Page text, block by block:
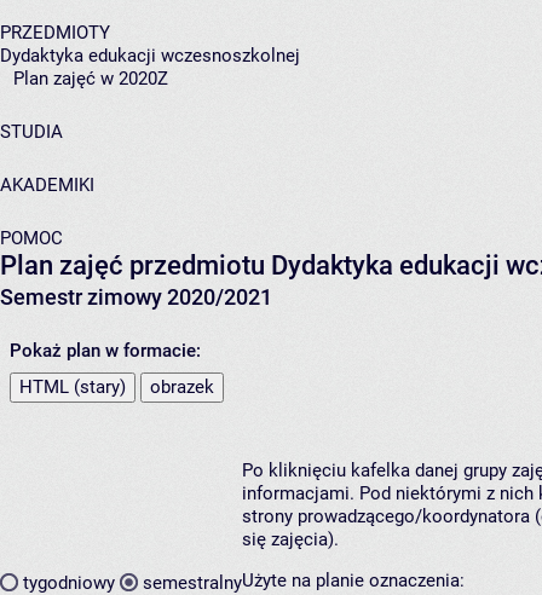
PRZEDMIOTY
Dydaktyka edukacji wczesnoszkolnej
Plan zajęć w 2020Z
STUDIA
AKADEMIKI
POMOC
Plan zajęć przedmiotu Dydaktyka edukacji
Semestr zimowy 2020/2021
Pokaż plan w formacie:
HTML (stary)
obrazek
tygodniowy semestralny
Po kliknięciu kafelka danej grupy
informacjami. Pod niektórymi z nich
strony prowadzącego/koordynatora
się zajęcia).
Użyte na planie oznaczenia: